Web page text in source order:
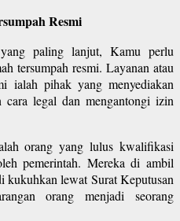
Resmi
paling lanjut, Kamu perlu
tersumpah resmi. Layanan atau
ialah pihak yang menyediakan
cara legal dan mengantongi izin
orang yang lulus kwalifikasi
pemerintah. Mereka di ambil
kukuhkan lewat Surat Keputusan
orang menjadi seorang